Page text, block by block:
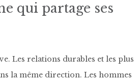
qui partage ses
Les relations durables et les plus
la même direction. Les hommes